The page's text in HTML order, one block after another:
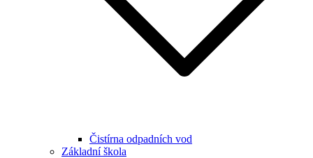
Čistírna odpadních vod
Základní škola